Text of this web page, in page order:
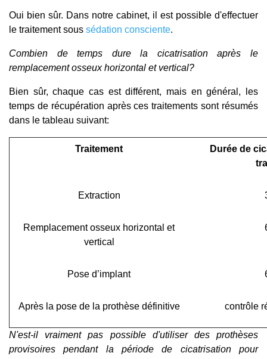
Oui bien sûr. Dans notre cabinet, il est possible d'effectuer
le traitement sous sédation consciente.
Combien de temps dure la cicatrisation après le
remplacement osseux horizontal et vertical?
Bien sûr, chaque cas est différent, mais en général, les
temps de récupération après ces traitements sont résumés
dans le tableau suivant:
Traitement
Durée de
Extraction
Remplacement osseux horizontal et
vertical
Pose d’implant
Après la pose de la prothèse définitive contrôle
N'est-il vraiment pas possible d'utiliser des prothèses
provisoires pendant la période de cicatrisation pour